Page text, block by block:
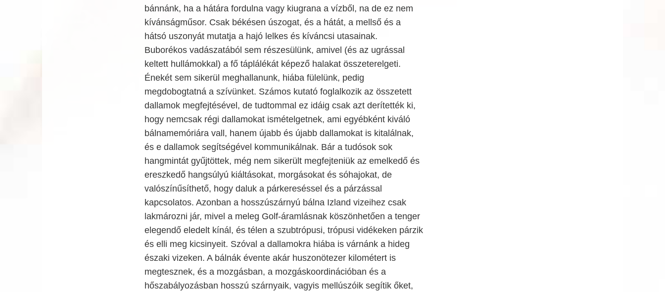
bánnánk, ha a hátára fordulna vagy kiugrana a vízből, na de ez nem
kívánságműsor. Csak békésen úszogat, és a hátát, a mellső és a
hátsó uszonyát mutatja a hajó lelkes és kíváncsi utasainak.
Buborékos vadászatából sem részesülünk, amivel (és az ugrással
keltett hullámokkal) a fő táplálékát képező halakat összeterelgeti.
Énekét sem sikerül meghallanunk, hiába fülelünk, pedig
megdobogtatná a szívünket. Számos kutató foglalkozik az összetett
dallamok megfejtésével, de tudtommal ez idáig csak azt derítették ki,
hogy nemcsak régi dallamokat ismételgetnek, ami egyébként kiváló
bálnamemóriára vall, hanem újabb és újabb dallamokat is kitalálnak,
és e dallamok segítségével kommunikálnak. Bár a tudósok sok
hangmintát gyűjtöttek, még nem sikerült megfejteniük az emelkedő és
ereszkedő hangsúlyú kiáltásokat, morgásokat és sóhajokat, de
valószínűsíthető, hogy daluk a párkereséssel és a párzással
kapcsolatos. Azonban a hosszúszárnyú bálna Izland vizeihez csak
lakmározni jár, mivel a meleg Golf-áramlásnak köszönhetően a tenger
elegendő eledelt kínál, és télen a szubtrópusi, trópusi vidékeken párzik
és elli meg kicsinyeit. Szóval a dallamokra hiába is várnánk a hideg
északi vizeken. A bálnák évente akár huszonötezer kilométert is
megtesznek, és a mozgásban, a mozgáskoordinációban és a
hőszabályozásban hosszú szárnyaik, vagyis mellúszóik segítik őket,